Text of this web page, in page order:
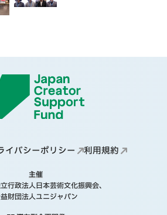
イバシーポリシー 利用規約
主催
行政法人日本芸術文化振興会、
財団法人ユニジャパン